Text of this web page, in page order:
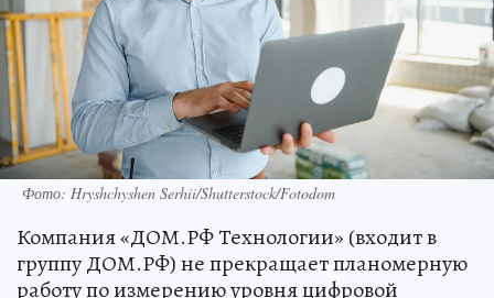
Фото: Hryshchyshen Serhii/Shutterstock/Fotodom
Компания «ДОМ.РФ Технологии» (входит в
группу ДОМ.РФ) не прекращает планомерную
работу по измерению уровня цифровой